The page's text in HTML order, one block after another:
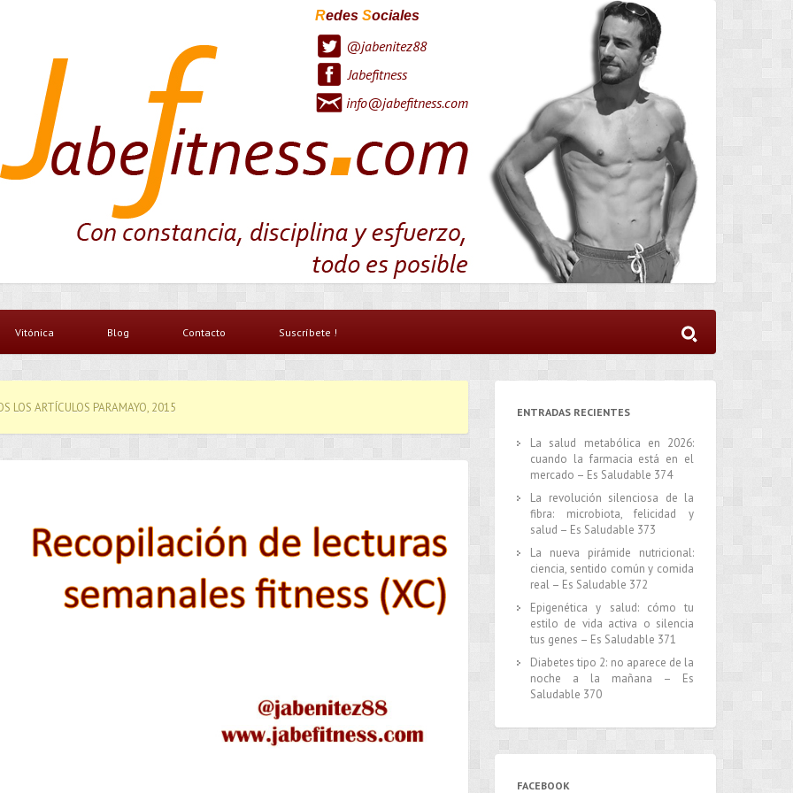
Redes Sociales
@jabenitez88
Jabefitness
info@jabefitness.com
Vitónica Blog Contacto Suscríbete !
LOS ARTÍCULOS PARAMAYO, 2015 ENTRADAS RECIENTES
La salud metabólica en 2026:
cuando la farmacia está en el
mercado – Es Saludable 374
La revolución silenciosa de la
fibra: microbiota, felicidad y
salud – Es Saludable 373
La nueva pirámide nutricional:
ciencia, sentido común y comida
real – Es Saludable 372
Epigenética y salud: cómo tu
estilo de vida activa o silencia
tus genes – Es Saludable 371
Diabetes tipo 2: no aparece de la
noche a la mañana – Es
Saludable 370
FACEBOOK